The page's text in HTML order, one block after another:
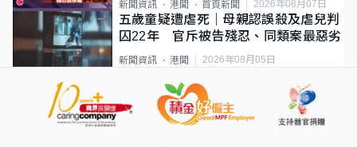
新聞資訊 港聞 首頁新聞 2026年08月07日
五歲童疑遭虐死｜母親認誤殺及虐兒判
囚22年 官斥被告殘忍、同類案最惡劣
新聞資訊 港聞 2026年08月05日